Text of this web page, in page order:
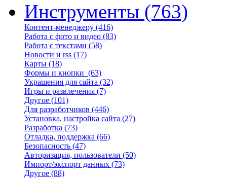
Инструменты (763)
Контент-менеджеру (416)
Работа с фото и видео (83)
Работа с текстами (58)
Новости и rss (17)
Карты (18)
Формы и кнопки (63)
Украшения для сайта (32)
Игры и развлечения (7)
Другое (101)
Для разработчиков (446)
Установка, настройка сайта (27)
Разработка (73)
Отладка, поддержка (66)
Безопасность (47)
Авторизация, пользователи (50)
Импорт/экспорт данных (73)
Другое (88)